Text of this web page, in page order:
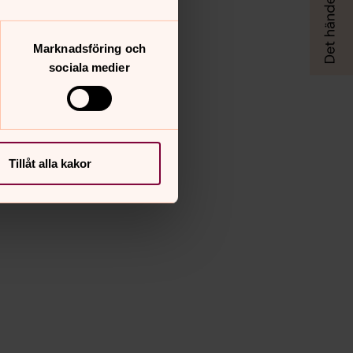
Marknadsföring och
sociala medier
Tillåt alla kakor